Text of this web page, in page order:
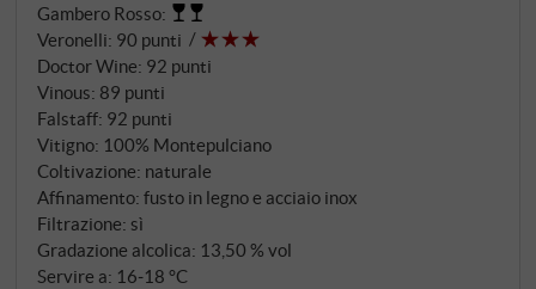
equilibrata e una piacevole freschezza sul finale. Un
tipico rappresentante della sua origine: semplice,
potente e straordinariamente equilibrato.
SUPERIORE.DE
Gambero Rosso:
Veronelli: 90 punti
Doctor Wine: 92 punti
Vinous: 89 punti
Falstaff: 92 punti
Vitigno: 100% Montepulciano
Coltivazione: naturale
Affinamento: fusto in legno e acciaio inox
Filtrazione: sì
Gradazione alcolica: 13,50 % vol
Servire a: 16‑18 °C